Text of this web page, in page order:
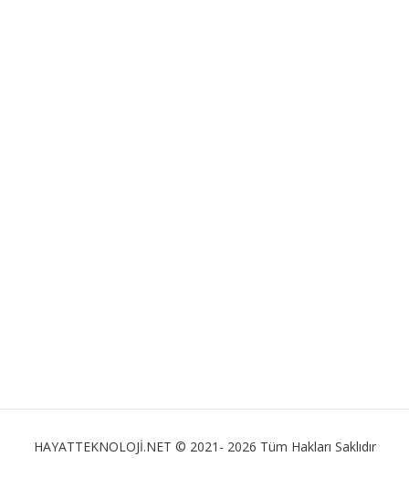
HAYATTEKNOLOJİ.NET © 2021- 2026 Tüm Hakları Saklıdır